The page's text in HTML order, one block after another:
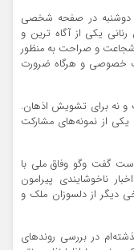
دوشنبه در صفحه شخصی
یکی از آگاه ترین و
شجاعت و صراحت به منظور
خصوصی و هرگاه ضرورت
و نه برای تشویش اذهان.
از نمونه‌های مشارکت
گفت وگو وفاق ملی با
ناخوشایندی پیرامون
دیگر از دلسوزان ملک و
در بررسی روندهای